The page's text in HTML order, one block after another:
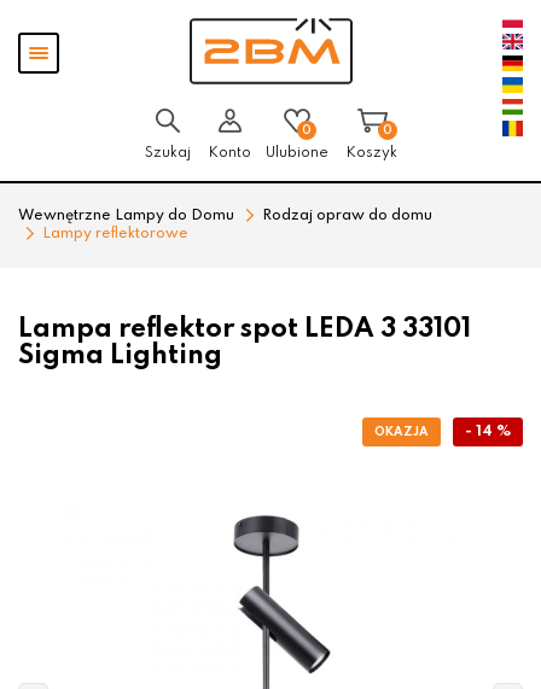
Pokaż
menu
Szukaj Konto
0
Ulubione
0
Koszyk
Wewnętrzne Lampy do Domu
Rodzaj opraw do domu
Lampy reflektorowe
Lampa reflektor spot LEDA 3 33101
Sigma Lighting
- 14 %